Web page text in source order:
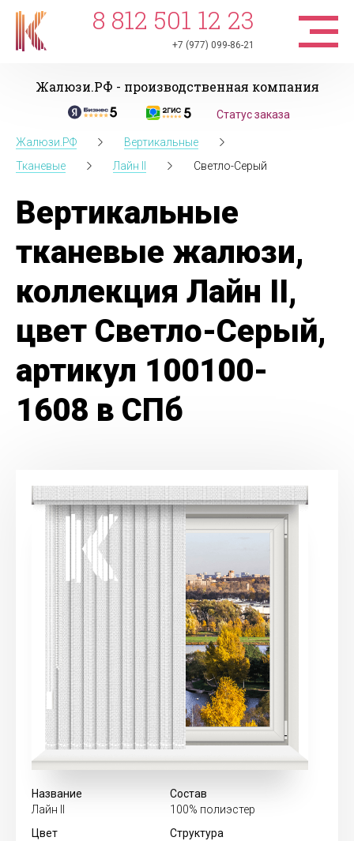
8 812 501 12 23
+7 (977) 099-86-21
Жалюзи.РФ - производственная компания
Статус заказа
Жалюзи.РФ
Вертикальные
Тканевые
Лайн II Светло-Серый
Вертикальные
тканевые жалюзи,
коллекция Лайн II,
цвет Светло-Серый,
артикул 100100-
1608 в СПб
Название
Лайн II
Состав
100% полиэстер
Цвет
Структура